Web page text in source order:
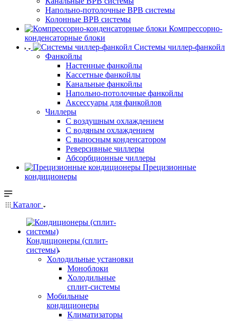
Напольно-потолочные ВРВ системы
Колонные ВРВ системы
Компрессорно-
конденсаторные блоки
Системы чиллер-фанкойл
Фанкойлы
Настенные фанкойлы
Кассетные фанкойлы
Канальные фанкойлы
Напольно-потолочные фанкойлы
Аксессуары для фанкойлов
Чиллеры
С воздушным охлаждением
С водяным охлаждением
С выносным конденсатором
Реверсивные чиллеры
Абсорбционные чиллеры
Прецизионные
кондиционеры
Каталог
Кондиционеры (сплит-
системы)
Холодильные установки
Моноблоки
Холодильные
сплит-системы
Мобильные
кондиционеры
Климатизаторы